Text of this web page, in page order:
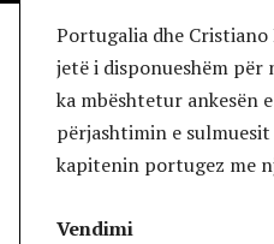
Portugalia dhe
jetë i disponueshëm për
ka mbështetur ankesën
përjashtimin e
kapitenin portugez me
Vendimi